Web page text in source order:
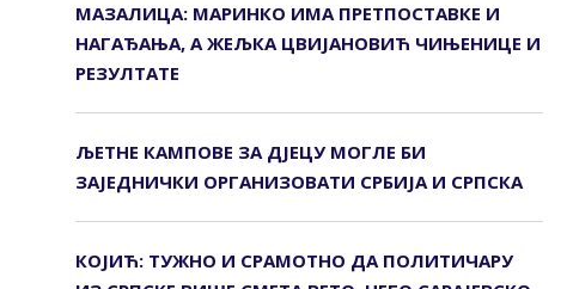
МАЗАЛИЦА: МАРИНКО ИМА ПРЕТПОСТАВКЕ И
НАГАЂАЊА, А ЖЕЉКА ЦВИЈАНОВИЋ ЧИЊЕНИЦЕ И
РЕЗУЛТАТЕ
ЉЕТНЕ КАМПОВЕ ЗА ДЈЕЦУ МОГЛЕ БИ
ЗАЈЕДНИЧКИ ОРГАНИЗОВАТИ СРБИЈА И СРПСКА
КОЈИЋ: ТУЖНО И СРАМОТНО ДА ПОЛИТИЧАРУ